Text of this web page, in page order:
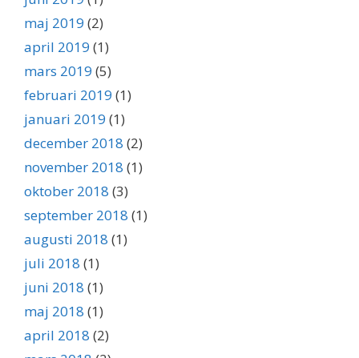
maj 2019 (2)
april 2019 (1)
mars 2019 (5)
februari 2019 (1)
januari 2019 (1)
december 2018 (2)
november 2018 (1)
oktober 2018 (3)
september 2018 (1)
augusti 2018 (1)
juli 2018 (1)
juni 2018 (1)
maj 2018 (1)
april 2018 (2)